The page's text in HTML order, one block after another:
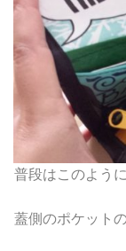
普段はこのよう
蓋側のポケット